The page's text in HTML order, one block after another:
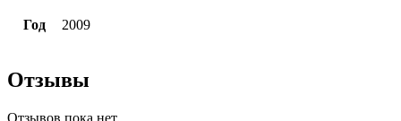
Год 2009
Отзывы
Отзывов пока нет.